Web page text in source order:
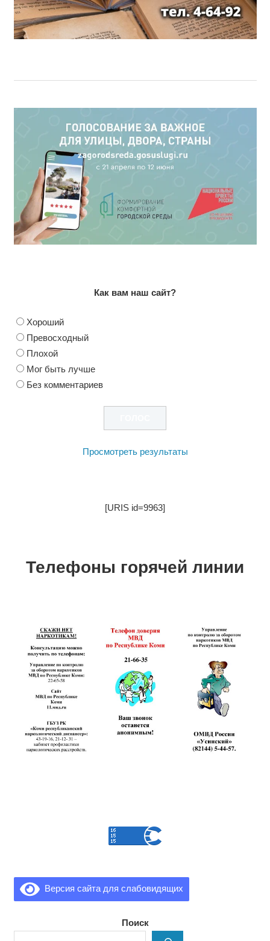
Как вам наш сайт?
Хороший
Превосходный
Плохой
Мог быть лучше
Без комментариев
Просмотреть результаты
[URIS id=9963]
Телефоны горячей линии
Версия сайта для слабовидящих
Поиск